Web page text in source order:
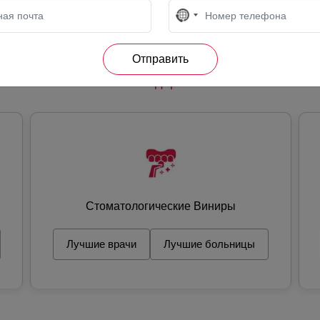
СтоматологияЗдоровьеЭстетика
Стоматологические Виниры
Лучшие врачи Лучшие больницы
No
country
selected